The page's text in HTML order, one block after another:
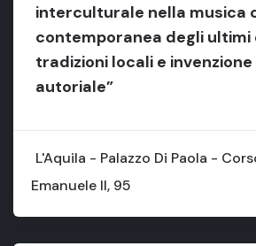
interculturale nella musica
contemporanea degli ultimi
tradizioni locali e invenzione
autoriale”
L'Aquila - Palazzo Di Paola -
Emanuele II, 95